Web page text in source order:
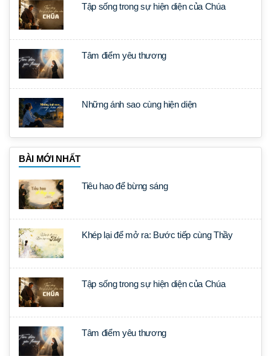
Tập sống trong sự hiện diện của Chúa
Tâm điểm yêu thương
Những ánh sao cùng hiện diện
BÀI MỚI NHẤT
Tiêu hao để bừng sáng
Khép lại để mở ra: Bước tiếp cùng Thầy
Tập sống trong sự hiện diện của Chúa
Tâm điểm yêu thương